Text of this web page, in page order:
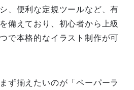
、便利な定規ツールなど、有
備えており、初心者から上級
で本格的なイラスト制作が可
ず揃えたいのが「ペーパーラ